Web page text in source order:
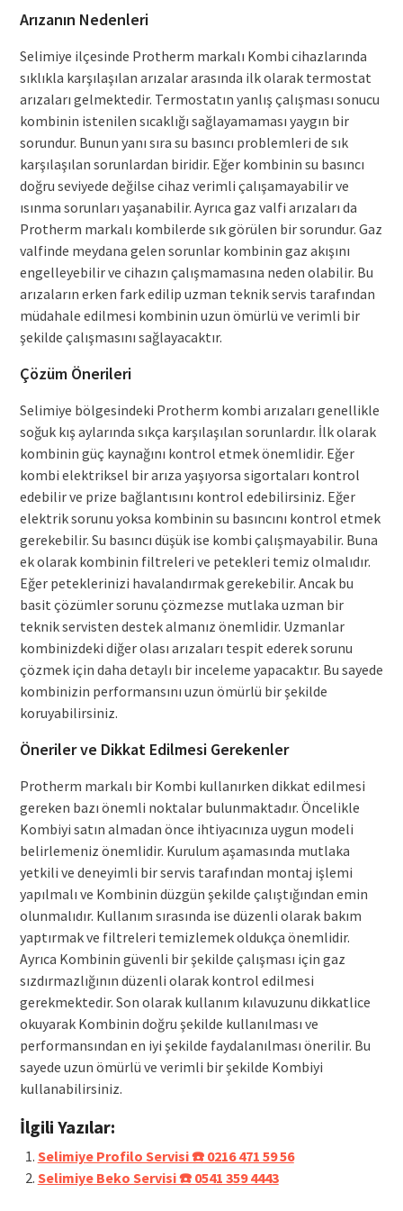
Arızanın Nedenleri
Selimiye ilçesinde Protherm markalı Kombi cihazlarında
sıklıkla karşılaşılan arızalar arasında ilk olarak termostat
arızaları gelmektedir. Termostatın yanlış çalışması sonucu
kombinin istenilen sıcaklığı sağlayamaması yaygın bir
sorundur. Bunun yanı sıra su basıncı problemleri de sık
karşılaşılan sorunlardan biridir. Eğer kombinin su basıncı
doğru seviyede değilse cihaz verimli çalışamayabilir ve
ısınma sorunları yaşanabilir. Ayrıca gaz valfi arızaları da
Protherm markalı kombilerde sık görülen bir sorundur. Gaz
valfinde meydana gelen sorunlar kombinin gaz akışını
engelleyebilir ve cihazın çalışmamasına neden olabilir. Bu
arızaların erken fark edilip uzman teknik servis tarafından
müdahale edilmesi kombinin uzun ömürlü ve verimli bir
şekilde çalışmasını sağlayacaktır.
Çözüm Önerileri
Selimiye bölgesindeki Protherm kombi arızaları genellikle
soğuk kış aylarında sıkça karşılaşılan sorunlardır. İlk olarak
kombinin güç kaynağını kontrol etmek önemlidir. Eğer
kombi elektriksel bir arıza yaşıyorsa sigortaları kontrol
edebilir ve prize bağlantısını kontrol edebilirsiniz. Eğer
elektrik sorunu yoksa kombinin su basıncını kontrol etmek
gerekebilir. Su basıncı düşük ise kombi çalışmayabilir. Buna
ek olarak kombinin filtreleri ve petekleri temiz olmalıdır.
Eğer peteklerinizi havalandırmak gerekebilir. Ancak bu
basit çözümler sorunu çözmezse mutlaka uzman bir
teknik servisten destek almanız önemlidir. Uzmanlar
kombinizdeki diğer olası arızaları tespit ederek sorunu
çözmek için daha detaylı bir inceleme yapacaktır. Bu sayede
kombinizin performansını uzun ömürlü bir şekilde
koruyabilirsiniz.
Öneriler ve Dikkat Edilmesi Gerekenler
Protherm markalı bir Kombi kullanırken dikkat edilmesi
gereken bazı önemli noktalar bulunmaktadır. Öncelikle
Kombiyi satın almadan önce ihtiyacınıza uygun modeli
belirlemeniz önemlidir. Kurulum aşamasında mutlaka
yetkili ve deneyimli bir servis tarafından montaj işlemi
yapılmalı ve Kombinin düzgün şekilde çalıştığından emin
olunmalıdır. Kullanım sırasında ise düzenli olarak bakım
yaptırmak ve filtreleri temizlemek oldukça önemlidir.
Ayrıca Kombinin güvenli bir şekilde çalışması için gaz
sızdırmazlığının düzenli olarak kontrol edilmesi
gerekmektedir. Son olarak kullanım kılavuzunu dikkatlice
okuyarak Kombinin doğru şekilde kullanılması ve
performansından en iyi şekilde faydalanılması önerilir. Bu
sayede uzun ömürlü ve verimli bir şekilde Kombiyi
kullanabilirsiniz.
İlgili Yazılar:
Selimiye Profilo Servisi ☎️ 0216 471 59 56
Selimiye Beko Servisi ☎️ 0541 359 4443